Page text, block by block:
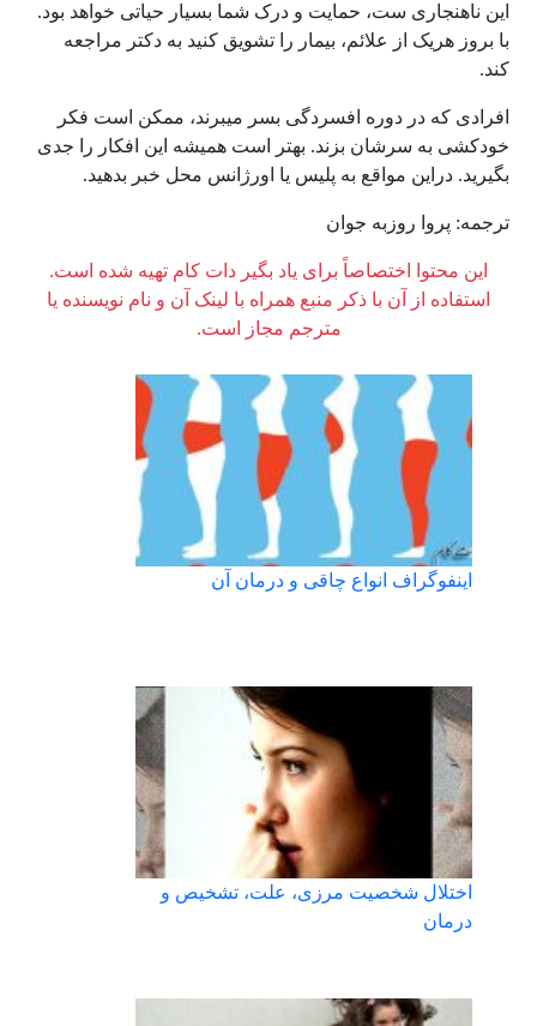
این ناهنجاری ست، حمایت و درک شما بسیار حیاتی خواهد بود.
با بروز هریک از علائم، بیمار را تشویق کنید به دکتر مراجعه
کند.
افرادی که در دوره افسردگی بسر می­برند، ممکن است فکر
خودکشی به سرشان بزند. بهتر است همیشه این افکار را جدی
بگیرید. دراین مواقع به پلیس یا اورژانس محل خبر بدهید.
ترجمه: پروا روزبه جوان
این محتوا اختصاصاً برای یاد بگیر دات کام تهیه شده است.
استفاده از آن با ذکر منبع همراه با لینک آن و نام نویسنده یا
مترجم مجاز است.
اینفوگراف انواع چاقی و درمان آن
اختلال شخصیت مرزی، علت، تشخیص و
درمان